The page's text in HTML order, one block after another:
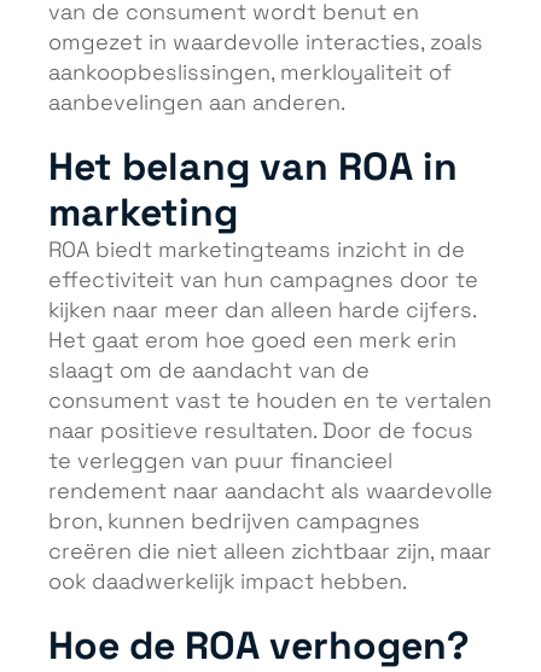
van de consument wordt benut en
omgezet in waardevolle interacties, zoals
aankoopbeslissingen, merkloyaliteit of
aanbevelingen aan anderen.
Het belang van ROA in
marketing
ROA biedt marketingteams inzicht in de
effectiviteit van hun campagnes door te
kijken naar meer dan alleen harde cijfers.
Het gaat erom hoe goed een merk erin
slaagt om de aandacht van de
consument vast te houden en te vertalen
naar positieve resultaten. Door de focus
te verleggen van puur financieel
rendement naar aandacht als waardevolle
bron, kunnen bedrijven campagnes
creëren die niet alleen zichtbaar zijn, maar
ook daadwerkelijk impact hebben.
Hoe de ROA verhogen?